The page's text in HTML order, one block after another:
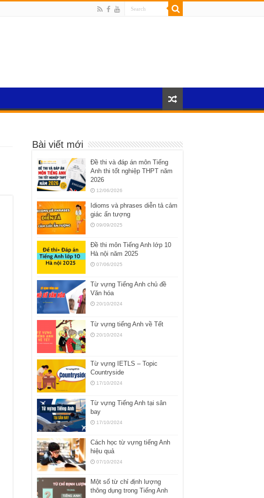
Bài viết mới
Đề thi và đáp án môn Tiếng
Anh thi tốt nghiệp THPT năm
2026
12/06/2026
Idioms và phrases diễn tả cảm
giác ấn tượng
09/09/2025
Đề thi môn Tiếng Anh lớp 10
Hà nội năm 2025
07/06/2025
Từ vựng Tiếng Anh chủ đề
Văn hóa
20/10/2024
Từ vựng tiếng Anh về Tết
20/10/2024
Từ vựng IETLS – Topic
Countryside
17/10/2024
Từ vựng Tiếng Anh tại sân
bay
17/10/2024
Cách học từ vựng tiếng Anh
hiệu quả
07/10/2024
Một số từ chỉ định lượng
thông dụng trong Tiếng Anh